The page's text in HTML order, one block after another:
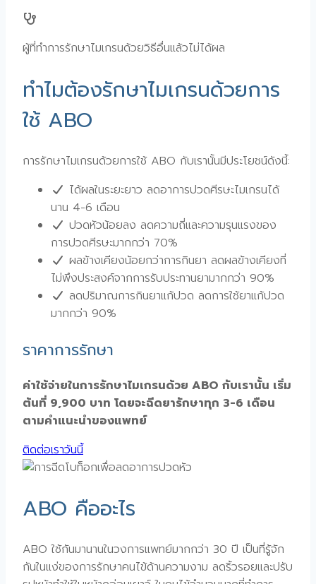
ผู้ที่ทำการรักษาไมเกรนด้วยวิธีอื่นแล้วไม่ได้ผล
ทำไมต้องรักษาไมเกรนด้วยการ
ใช้ ABO
การรักษาไมเกรนด้วยการใช้ ABO กับเรานั้นมีประโยชน์ดังนี้:
ได้ผลในระยะยาว ลดอาการปวดศีรษะไมเกรนได้
นาน 4-6 เดือน
ปวดหัวน้อยลง ลดความถี่และความรุนแรงของ
การปวดศีรษะมากกว่า 70%
ผลข้างเคียงน้อยกว่าการกินยา ลดผลข้างเคียงที่
ไม่พึงประสงค์จากการรับประทานยามากกว่า 90%
ลดปริมาณการกินยาแก้ปวด ลดการใช้ยาแก้ปวด
มากกว่า 90%
ราคาการรักษา
ค่าใช้จ่ายในการรักษาไมเกรนด้วย ABO กับเรานั้น เริ่ม
ต้นที่ 9,900 บาท โดยจะฉีดยารักษาทุก 3-6 เดือน
ตามคำแนะนำของแพทย์
ติดต่อเราวันนี้
ABO คืออะไร
ABO ใช้กันมานานในวงการแพทย์มากกว่า 30 ปี เป็นที่รู้จัก
กันในแง่ของการรักษาคนไข้ด้านความงาม ลดริ้วรอยและปรับ